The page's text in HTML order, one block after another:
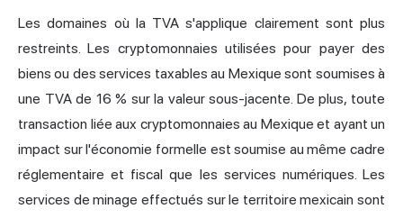
Les domaines où la TVA s'applique clairement sont plus
restreints. Les cryptomonnaies utilisées pour payer des
biens ou des services taxables au Mexique sont soumises à
une TVA de 16 % sur la valeur sous-jacente. De plus, toute
transaction liée aux cryptomonnaies au Mexique et ayant un
impact sur l'économie formelle est soumise au même cadre
réglementaire et fiscal que les services numériques. Les
services de minage effectués sur le territoire mexicain sont